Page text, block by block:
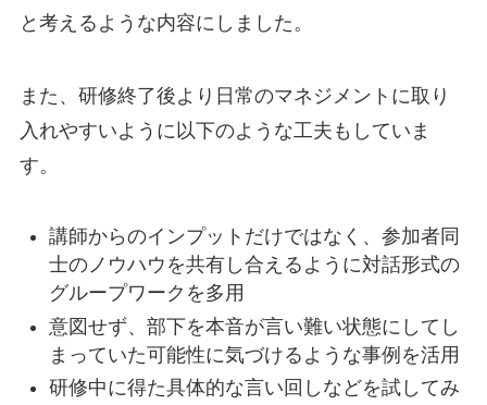
と考えるような内容にしました。
また、研修終了後より日常のマネジメントに取り
入れやすいように以下のような工夫もしていま
す。
講師からのインプットだけではなく、参加者同
士のノウハウを共有し合えるように対話形式の
グループワークを多用
意図せず、部下を本音が言い難い状態にしてし
まっていた可能性に気づけるような事例を活用
研修中に得た具体的な言い回しなどを試してみ